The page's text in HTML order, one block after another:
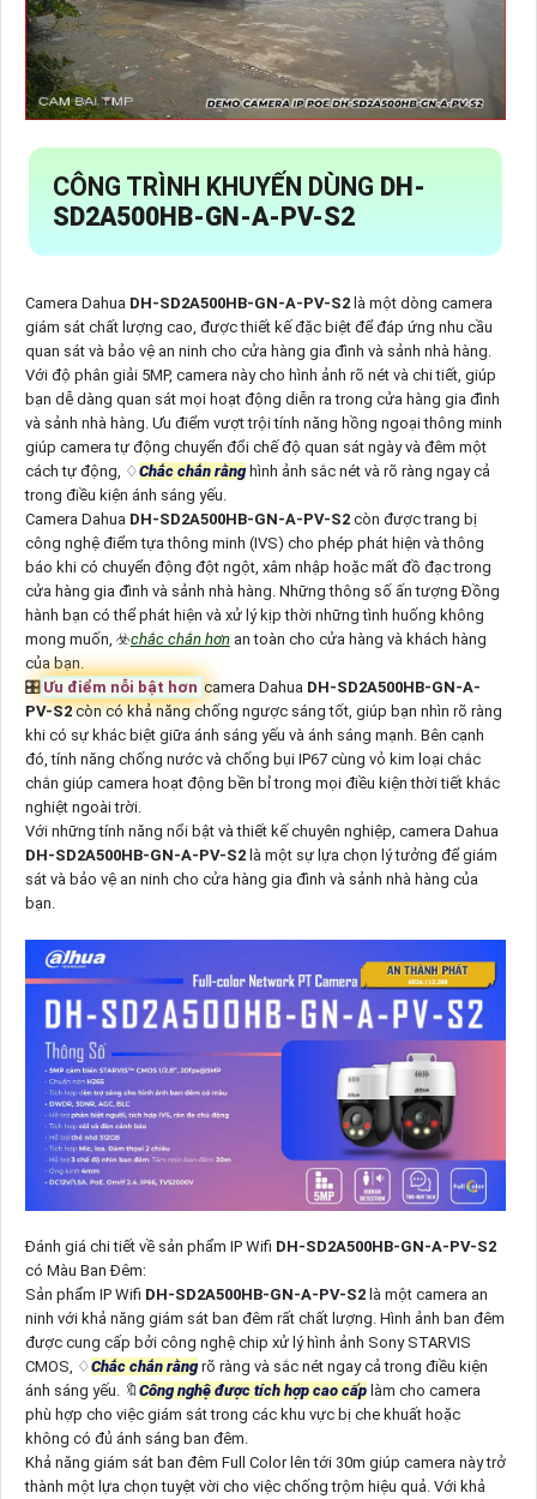
CÔNG TRÌNH KHUYẾN DÙNG DH-
SD2A500HB-GN-A-PV-S2
Camera Dahua DH-SD2A500HB-GN-A-PV-S2 là một dòng camera
giám sát chất lượng cao, được thiết kế đặc biệt để đáp ứng nhu cầu
quan sát và bảo vệ an ninh cho cửa hàng gia đình và sảnh nhà hàng.
Với độ phân giải 5MP, camera này cho hình ảnh rõ nét và chi tiết, giúp
bạn dễ dàng quan sát mọi hoạt động diễn ra trong cửa hàng gia đình
và sảnh nhà hàng. Ưu điểm vượt trội tính năng hồng ngoại thông minh
giúp camera tự động chuyển đổi chế độ quan sát ngày và đêm một
cách tự động, ♢Chắc chắn rằnghình ảnh sắc nét và rõ ràng ngay cả
trong điều kiện ánh sáng yếu.
Camera Dahua DH-SD2A500HB-GN-A-PV-S2 còn được trang bị
công nghệ điểm tựa thông minh (IVS) cho phép phát hiện và thông
báo khi có chuyển động đột ngột, xâm nhập hoặc mất đồ đạc trong
cửa hàng gia đình và sảnh nhà hàng. Những thông số ấn tượng Đồng
hành bạn có thể phát hiện và xử lý kịp thời những tình huống không
mong muốn, ☣️chắc chắn hơnan toàn cho cửa hàng và khách hàng
của bạn.
🎛 Ưu điểm nỗi bật hơn camera Dahua DH-SD2A500HB-GN-A-
PV-S2còn có khả năng chống ngược sáng tốt, giúp bạn nhìn rõ ràng
khi có sự khác biệt giữa ánh sáng yếu và ánh sáng mạnh. Bên cạnh
đó, tính năng chống nước và chống bụi IP67 cùng vỏ kim loại chắc
chắn giúp camera hoạt động bền bỉ trong mọi điều kiện thời tiết khắc
nghiệt ngoài trời.
Với những tính năng nổi bật và thiết kế chuyên nghiệp, camera Dahua
DH-SD2A500HB-GN-A-PV-S2 là một sự lựa chọn lý tưởng để giám
sát và bảo vệ an ninh cho cửa hàng gia đình và sảnh nhà hàng của
bạn.
Đánh giá chi tiết về sản phẩm IP Wifi DH-SD2A500HB-GN-A-PV-S2
có Màu Ban Đêm:
Sản phẩm IP Wifi DH-SD2A500HB-GN-A-PV-S2 là một camera an
ninh với khả năng giám sát ban đêm rất chất lượng. Hình ảnh ban đêm
được cung cấp bởi công nghệ chip xử lý hình ảnh Sony STARVIS
CMOS, ♢Chắc chắn rằngrõ ràng và sắc nét ngay cả trong điều kiện
ánh sáng yếu. 🔖 Công nghệ được tích hợp cao cấplàm cho camera
phù hợp cho việc giám sát trong các khu vực bị che khuất hoặc
không có đủ ánh sáng ban đêm.
Khả năng giám sát ban đêm Full Color lên tới 30m giúp camera này trở
thành một lựa chọn tuyệt vời cho việc chống trộm hiệu quả. Với khả